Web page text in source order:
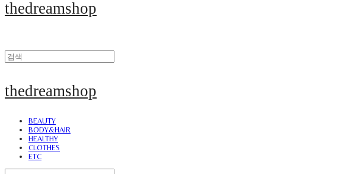
thedreamshop
thedreamshop
BEAUTY
BODY&HAIR
HEALTHY
CLOTHES
ETC